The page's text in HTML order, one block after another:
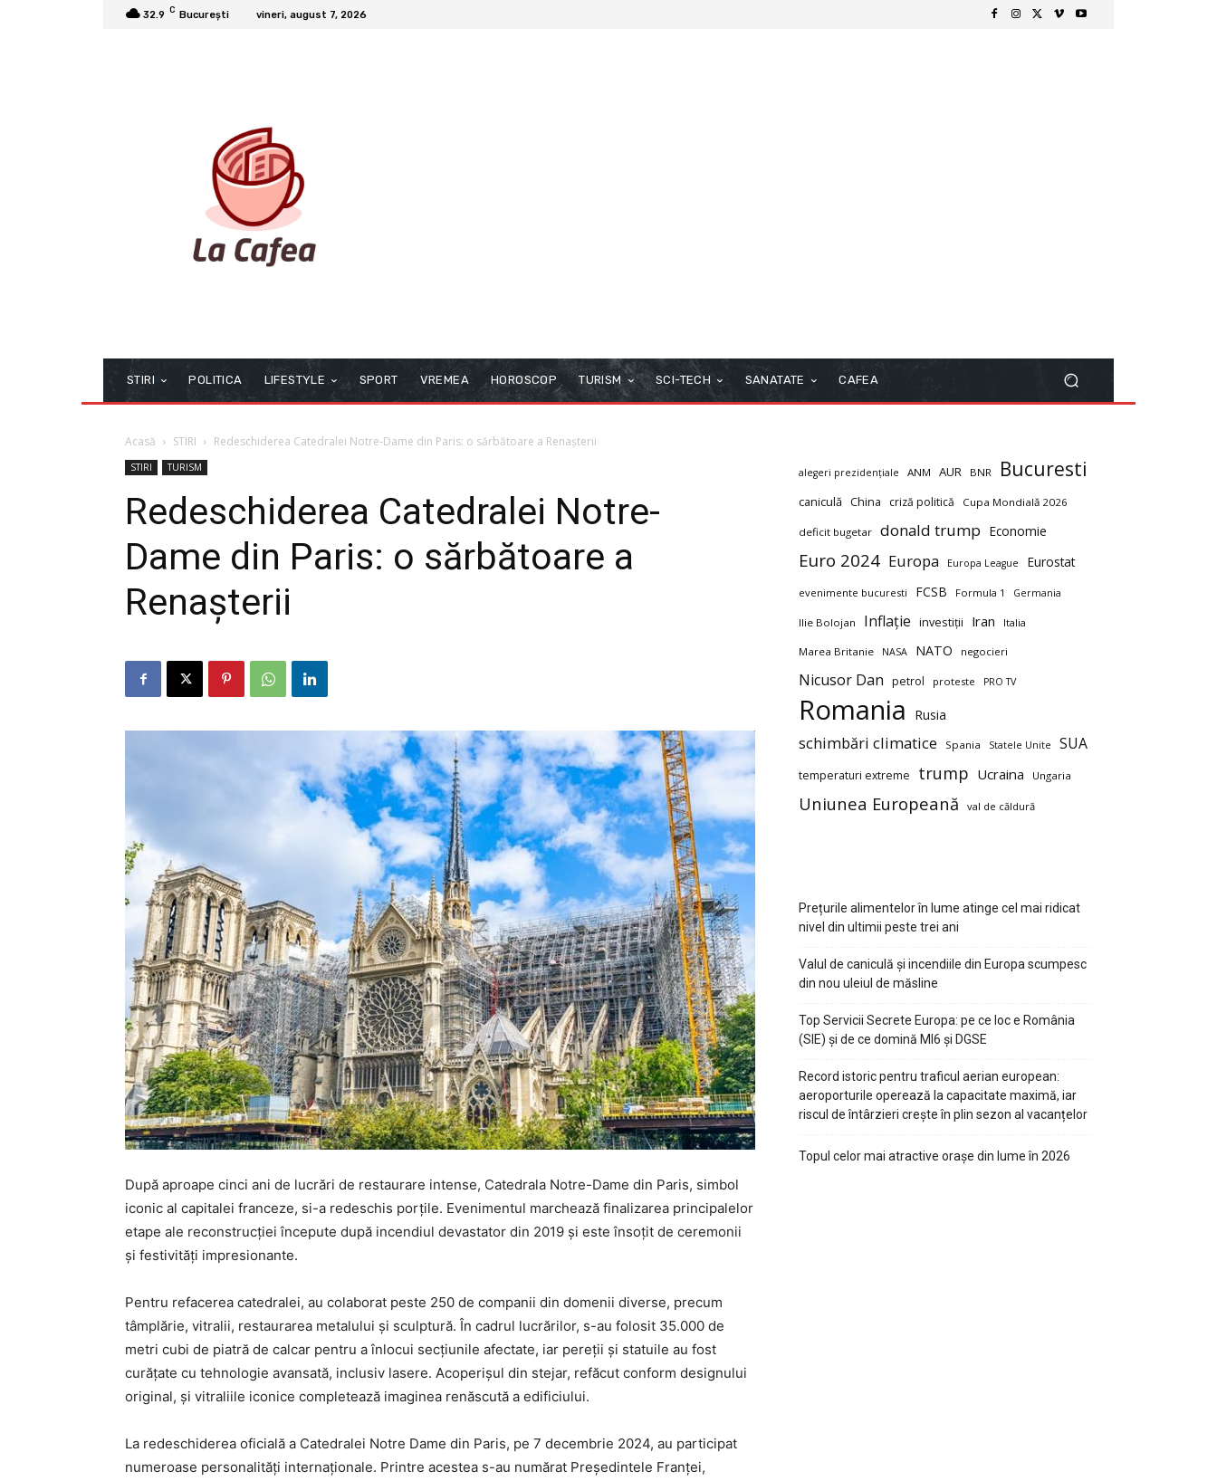
32.9 C București vineri, august 7, 2026
STIRI POLITICA LIFESTYLE SPORT VREMEA HOROSCOP TURISM SCI-TECH SANATATE CAFEA
Acasă STIRI Redeschiderea Catedralei Notre-Dame din Paris: o sărbătoare a Renașterii
STIRI TURISM
Redeschiderea Catedralei Notre-
Dame din Paris: o sărbătoare a
Renașterii
După aproape cinci ani de lucrări de restaurare intense, Catedrala Notre-Dame din Paris, simbol
iconic al capitalei franceze, si-a redeschis porțile. Evenimentul marchează finalizarea principalelor
etape ale reconstrucției începute după incendiul devastator din 2019 și este însoțit de ceremonii
și festivități impresionante.
Pentru refacerea catedralei, au colaborat peste 250 de companii din domenii diverse, precum
tâmplărie, vitralii, restaurarea metalului și sculptură. În cadrul lucrărilor, s-au folosit 35.000 de
metri cubi de piatră de calcar pentru a înlocui secțiunile afectate, iar pereții și statuile au fost
curățate cu tehnologie avansată, inclusiv lasere. Acoperișul din stejar, refăcut conform designului
original, și vitraliile iconice completează imaginea renăscută a edificiului.
La redeschiderea oficială a Catedralei Notre Dame din Paris, pe 7 decembrie 2024, au participat
numeroase personalități internaționale. Printre acestea s-au numărat Președintele Franței,
alegeri prezidențiale ANM AUR BNR Bucuresti
caniculă China criză politică Cupa Mondială 2026
deficit bugetar donald trump Economie
Euro 2024 Europa Europa League Eurostat
evenimente bucuresti FCSB Formula 1 Germania
Ilie Bolojan Inflație investiții Iran Italia
Marea Britanie NASA NATO negocieri
Nicusor Dan petrol proteste PRO TV
Romania Rusia
schimbări climatice Spania Statele Unite SUA
temperaturi extreme trump Ucraina Ungaria
Uniunea Europeană val de căldură
Prețurile alimentelor în lume atinge cel mai ridicat
nivel din ultimii peste trei ani
Valul de caniculă și incendiile din Europa scumpesc
din nou uleiul de măsline
Top Servicii Secrete Europa: pe ce loc e România
(SIE) și de ce domină MI6 și DGSE
Record istoric pentru traficul aerian european:
aeroporturile operează la capacitate maximă, iar
riscul de întârzieri crește în plin sezon al vacanțelor
Topul celor mai atractive orașe din lume în 2026